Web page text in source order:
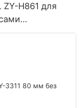
ZY-H861 для
(опционально),